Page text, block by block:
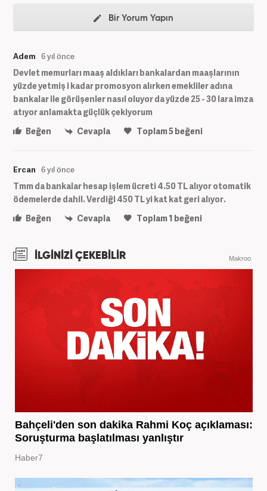
Bir Yorum Yapın
Adem 6 yıl önce
Devlet memurları maaş aldıkları bankalardan maaşlarının
yüzde yetmiş i kadar promosyon alırken emekliler adına
bankalar ile görüşenler nasıl oluyor da yüzde 25 - 30 lara imza
atıyor anlamakta güçlük çekiyorum
Beğen
Cevapla Toplam5beğeni
Ercan 6 yıl önce
Tmm da bankalar hesap işlem ücreti 4.50 TL alıyor otomatik
ödemelerde dahil. Verdiği 450 TL yi kat kat geri alıyor.
Beğen
Cevapla Toplam1 beğeni
İLGİNİZİ ÇEKEBİLİR Makroo
Bahçeli'den son dakika Rahmi Koç açıklaması:
Soruşturma başlatılması yanlıştır
Haber7